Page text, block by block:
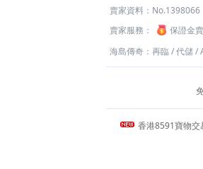
賣家資料： No.1398066
賣家服務：
保證金
海島傳奇：再臨/代儲/
香港8591寶物交